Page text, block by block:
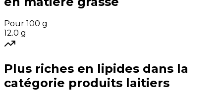
Pour 100 g
12.0 g
Plus riches en lipides dans la
catégorie produits laitiers